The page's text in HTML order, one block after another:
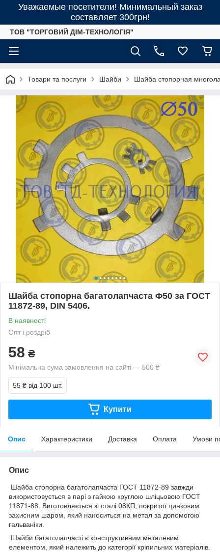
Уважаемые посетители! Минимальный заказ
составляет 300грн!
ТОВ "ТОРГОВИЙ ДІМ-ТЕХНОЛОГІЯ"
Товари та послуги Шайби Шайба стопорная
Шайба стопорна багатолапчаста Ф50 за ГОСТ
11872-89, DIN 5406.
В наявності
Опт і роздріб
58 ₴
Мінімальна сума замовлення на сайті — 500 ₴
55 ₴ від 100 шт.
Купити
Опис Характеристики Доставка Оплата Умови
Опис
Шайба стопорна багатолапчаста ГОСТ 11872-89 завжди
використовується в парі з гайкою круглою шліцьовою ГОСТ
11871-88. Виготовляється зі сталі 08КП, покритої цинковим
захисним шаром, який наноситься на метал за допомогою
гальваніки.
Шайби багатолапчасті є конструктивним металевим
елементом, який належить до категорії кріпильних матеріалів.